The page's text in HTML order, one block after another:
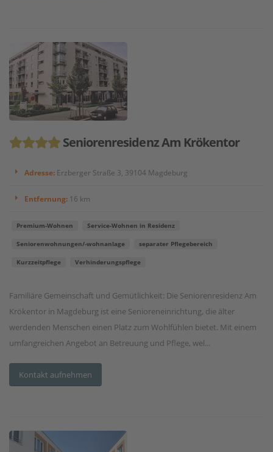
Seniorenresidenz Am Krökentor
Adresse: Erzberger Straße 3, 39104 Magdeburg
Entfernung: 16 km
Premium-Wohnen Service-Wohnen in Residenz
Seniorenwohnungen/-wohnanlage separater Pflegebereich
Kurzzeitpflege Verhinderungspflege
Familiäre Gemeinschaft und Gemütlichkeit: Die Seniorenresidenz Am
Krökentor in Magdeburg ist eine Senioreneinrichtung, die älter
werdenden Menschen einen Platz zum Wohlfühlen bietet. Mit einem
umfangreichen Angebot an Betreuung und Pflege, wel...
Kontakt aufnehmen